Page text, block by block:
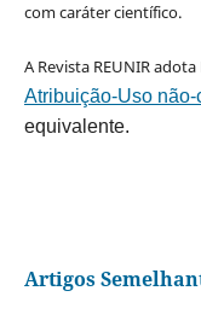
com caráter científico.
A Revista REUNIR adota
Atribuição-Uso
equivalente.
Artigos